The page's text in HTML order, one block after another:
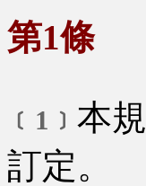
第1條
﹝1﹞ 本
訂定。